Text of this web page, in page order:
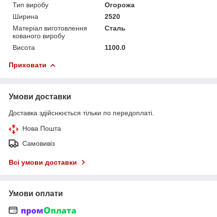
Тип виробу
Огорожа
Ширина
2520
Матеріал виготовлення
кованого виробу
Сталь
Висота 1100.0
Приховати
Умови доставки
Доставка здійснюється тільки по передоплаті.
Нова Пошта
Самовивіз
Всі умови доставки
Умови оплати